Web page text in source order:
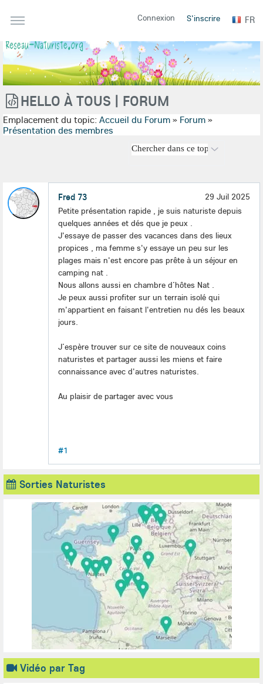
Connexion S'inscrire FR
HELLO À TOUS | FORUM
Emplacement du topic: Accueil du Forum » Forum »
Présentation des membres
Fred 73
29 Juil 2025
Petite présentation rapide , je suis naturiste depuis
quelques années et dés que je peux .
J'essaye de passer des vacances dans des lieux
propices , ma femme s'y essaye un peu sur les
plages mais n'est encore pas prête à un séjour en
camping nat .
Nous allons aussi en chambre d’hôtes Nat .
Je peux aussi profiter sur un terrain isolé qui
m'appartient en faisant l'entretien nu dés les beaux
jours.
J’espère trouver sur ce site de nouveaux coins
naturistes et partager aussi les miens et faire
connaissance avec d'autres naturistes.
Au plaisir de partager avec vous
#1
Sorties Naturistes
Vidéo par Tag